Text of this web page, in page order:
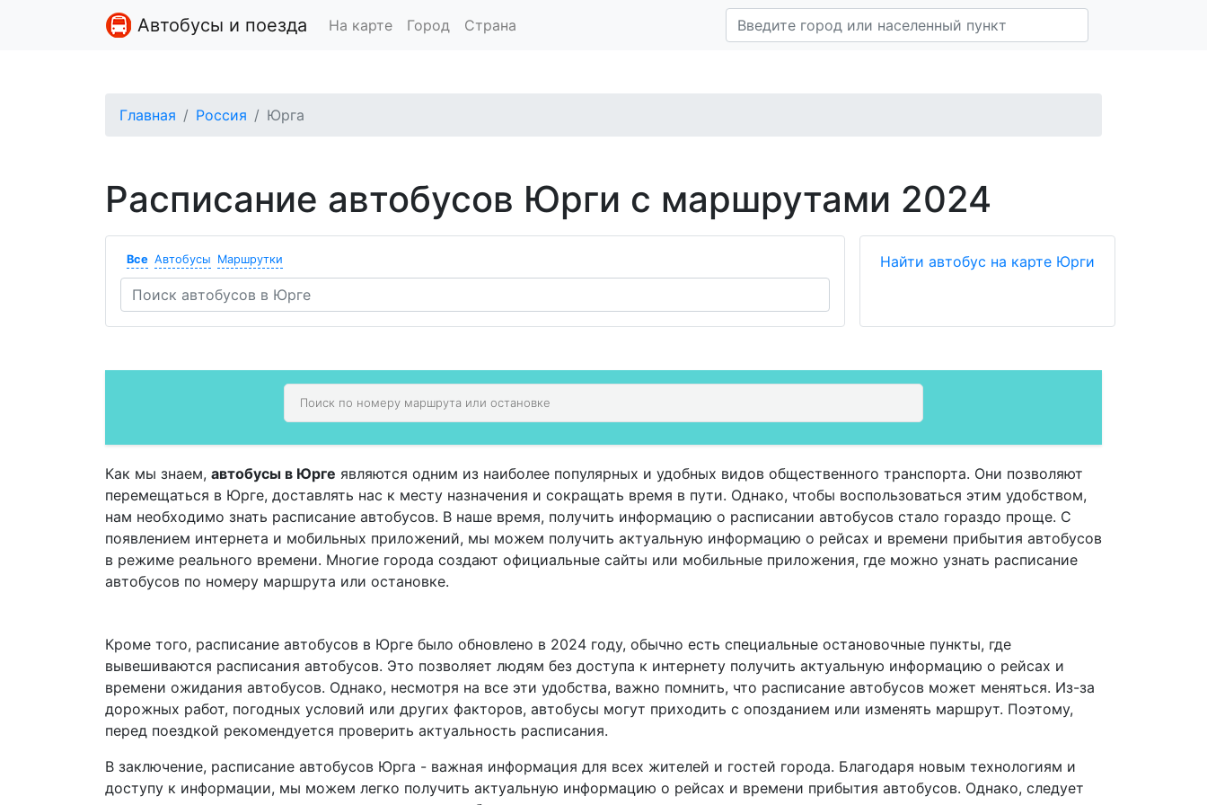
Автобусы и поезда На карте Город Страна
Главная Россия Юрга
Расписание автобусов Юрги с маршрутами 2024
Все Автобусы Маршрутки Найти автобус на карте Юрги
Как мы знаем, автобусы в Юрге являются одним из наиболее популярных и удобных видов общественного транспорта. Они позволяют
перемещаться в Юрге, доставлять нас к месту назначения и сокращать время в пути. Однако, чтобы воспользоваться этим удобством,
нам необходимо знать расписание автобусов. В наше время, получить информацию о расписании автобусов стало гораздо проще. С
появлением интернета и мобильных приложений, мы можем получить актуальную информацию о рейсах и времени прибытия автобусов
в режиме реального времени. Многие города создают официальные сайты или мобильные приложения, где можно узнать расписание
автобусов по номеру маршрута или остановке.
Кроме того, расписание автобусов в Юрге было обновлено в 2024 году, обычно есть специальные остановочные пункты, где
вывешиваются расписания автобусов. Это позволяет людям без доступа к интернету получить актуальную информацию о рейсах и
времени ожидания автобусов. Однако, несмотря на все эти удобства, важно помнить, что расписание автобусов может меняться. Из-за
дорожных работ, погодных условий или других факторов, автобусы могут приходить с опозданием или изменять маршрут. Поэтому,
перед поездкой рекомендуется проверить актуальность расписания.
В заключение, расписание автобусов Юрга - важная информация для всех жителей и гостей города. Благодаря новым технологиям и
доступу к информации, мы можем легко получить актуальную информацию о рейсах и времени прибытия автобусов. Однако, следует